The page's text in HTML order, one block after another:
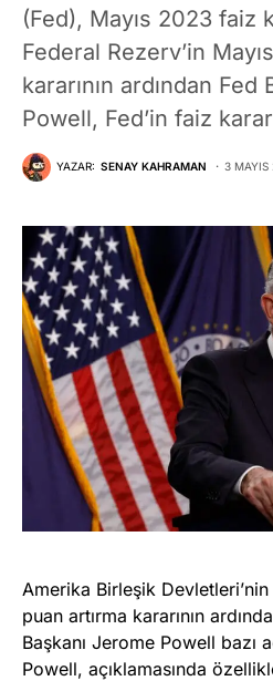
(Fed), Mayıs 2023 faiz
Federal Rezerv’in
kararının ardından Fed
Powell, Fed’in faiz
YAZAR: SENAY KAHRAMAN 3 MAYIS
Amerika Birleşik
puan artırma kararının
Başkanı Jerome Powell bazı
Powell, açıklamasında